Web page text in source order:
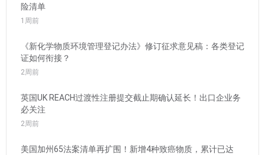
险清单
1周前
《新化学物质环境管理登记办法》修订征求意见稿：各类登记
证如何衔接？
2周前
英国UK REACH过渡性注册提交截止期确认延长！出口企业务
必关注
2周前
美国加州65法案清单再扩围！新增4种致癌物质，累计已达